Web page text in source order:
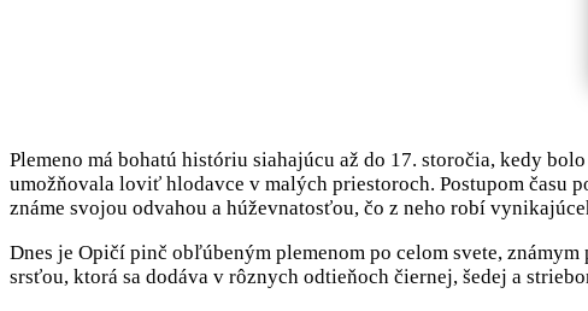
Plemeno má bohatú históriu siahajúcu až do 17. storočia, kedy
umožňovala loviť hlodavce v malých priestoroch. Postupom času
známe svojou odvahou a húževnatosťou, čo z neho robí
Dnes je Opičí pinč obľúbeným plemenom po celom svete,
srsťou, ktorá sa dodáva v rôznych odtieňoch čiernej, šedej a